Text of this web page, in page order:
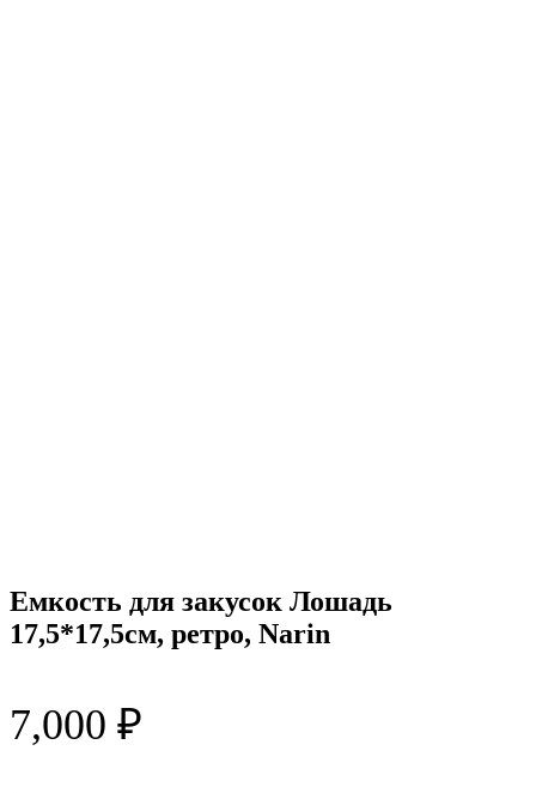
Емкость для закусок Лошадь
17,5*17,5см, ретро, Narin
7,000 ₽